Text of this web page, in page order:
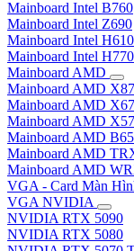
Mainboard Intel B760
Mainboard Intel Z690
Mainboard Intel H610
Mainboard Intel H770
Mainboard AMD
Mainboard AMD
Mainboard AMD
Mainboard AMD
Mainboard AMD
Mainboard AMD
Mainboard AMD
VGA - Card Màn
VGA NVIDIA
NVIDIA RTX 5090
NVIDIA RTX 5080